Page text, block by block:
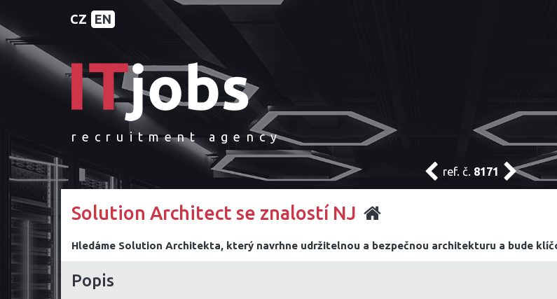
CZ EN
recruitment agency
ref. č. 8171
Solution Architect se znalostí NJ
Hledáme Solution Architekta, který navrhne udržitelnou a bezpečnou architekturu a bude
Popis